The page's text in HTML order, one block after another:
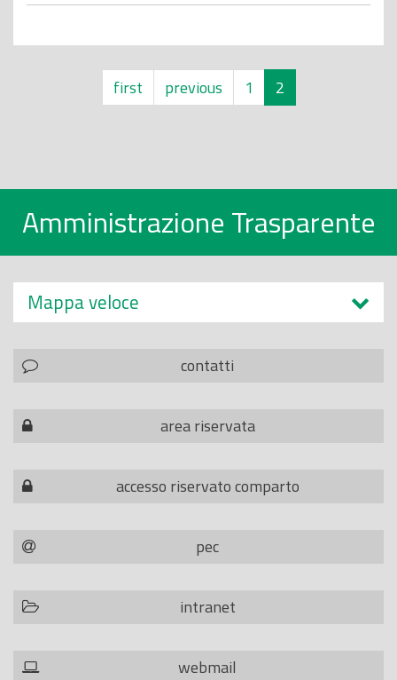
first previous 1 2
Amministrazione Trasparente
Mappa veloce
contatti
area riservata
accesso riservato comparto
pec
intranet
webmail